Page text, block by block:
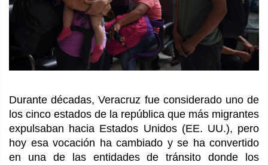
Durante décadas, Veracruz fue considerado uno de
los cinco estados de la república que más migrantes
expulsaban hacia Estados Unidos (EE. UU.), pero
hoy esa vocación ha cambiado y se ha convertido
en una de las entidades de tránsito donde los